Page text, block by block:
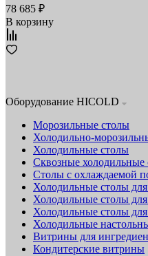
78 685 ₽
В корзину
Оборудование HICOLD
Морозильные столы
Холодильно-
Холодильные столы
Сквозные холодильные
Столы с охлаждаемой
Холодильные столы
Холодильные столы для
Холодильные столы для
Холодильные
Витрины для
Кондитерские витрины